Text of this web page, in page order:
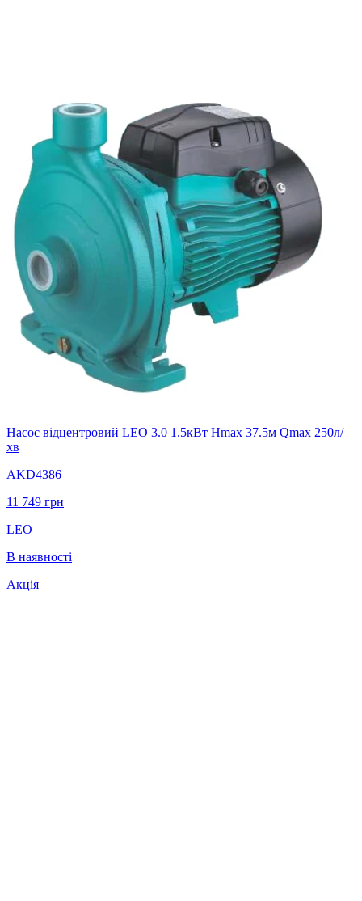
Насос відцентровий LEO 3.0 1.5кВт Hmax 37.5м Qmax 250л/
хв
AKD4386
11 749 грн
LEO
В наявності
Акція